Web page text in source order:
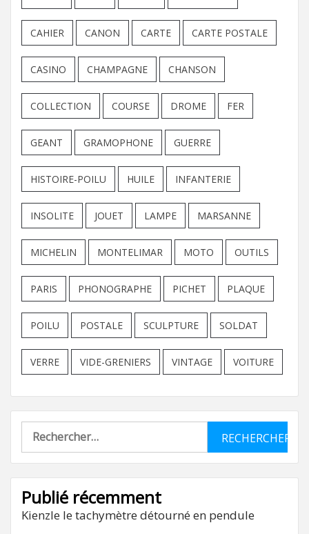
CAHIER CANON CARTE CARTE POSTALE
CASINO CHAMPAGNE CHANSON
COLLECTION COURSE DROME FER
GEANT GRAMOPHONE GUERRE
HISTOIRE-POILU HUILE INFANTERIE
INSOLITE JOUET LAMPE MARSANNE
MICHELIN MONTELIMAR MOTO OUTILS
PARIS PHONOGRAPHE PICHET PLAQUE
POILU POSTALE SCULPTURE SOLDAT
VERRE VIDE-GRENIERS VINTAGE VOITURE
Rechercher :
Publié récemment
Kienzle le tachymètre détourné en pendule